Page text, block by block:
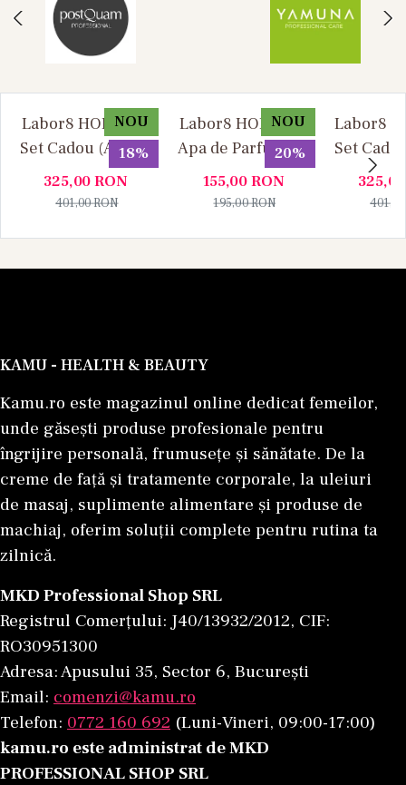
NOU
18%
Labor8 HOD 881 -
Set Cadou (Apa de
Parfum 100 ml +
Apa de Parfum 10
325,00RON
401,00RON
NOU
20%
Labor8 HOD 881 -
Apa de Parfum, 30
ml, Unisex
155,00RON
195,00RON
Labor8
Set
Parfum
Apa de
KAMU - HEALTH & BEAUTY
Kamu.ro este magazinul online dedicat femeilor,
unde găsești produse profesionale pentru
îngrijire personală, frumusețe și sănătate. De la
creme de față și tratamente corporale, la uleiuri
de masaj, suplimente alimentare și produse de
machiaj, oferim soluții complete pentru rutina ta
zilnică.
MKD Professional Shop SRL
Registrul Comerțului: J40/13932/2012, CIF:
RO30951300
Adresa: Apusului 35, Sector 6, București
Email: comenzi@kamu.ro
Telefon: 0772 160 692 (Luni-Vineri, 09:00-17:00)
kamu.ro este administrat de MKD
PROFESSIONAL SHOP SRL